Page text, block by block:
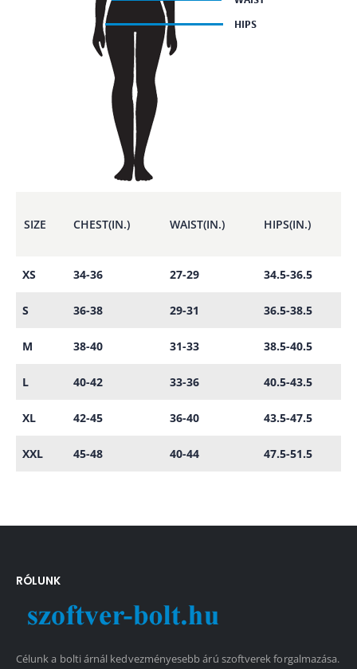
SIZE CHEST(IN.) WAIST(IN.) HIPS(IN.)
XS 34-36 27-29 34.5-36.5
S 36-38 29-31 36.5-38.5
M 38-40 31-33 38.5-40.5
L 40-42 33-36 40.5-43.5
XL 42-45 36-40 43.5-47.5
XXL 45-48 40-44 47.5-51.5
RÓLUNK
Célunk a bolti árnál kedvezményesebb árú szoftverek forgalmazása.